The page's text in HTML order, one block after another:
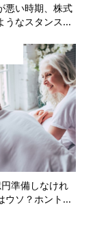
悪い時期、株式
うなスタンス...
準備しなけれ
ウソ？ホント...